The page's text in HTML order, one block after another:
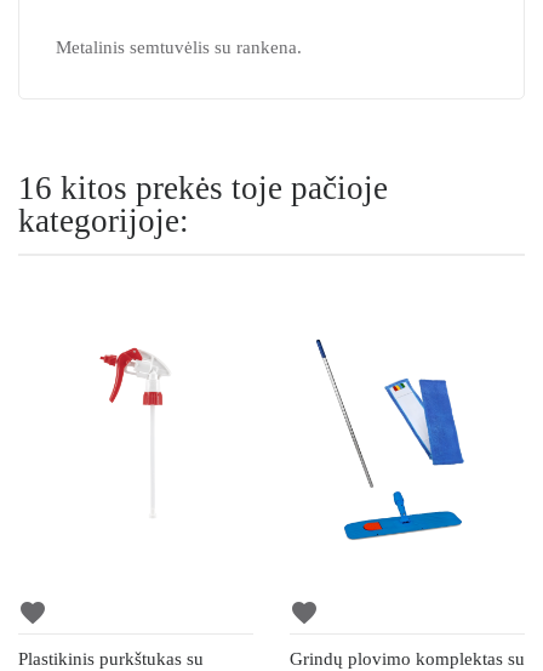
Metalinis semtuvėlis su rankena.
16 kitos prekės toje pačioje
kategorijoje:
favorite
Plastikinis purkštukas su
favorite
Grindų plovimo komplektas su